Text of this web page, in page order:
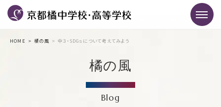
HOME 橘の風 中３・SDGｓについて考えてみよう
橘の風
Blog